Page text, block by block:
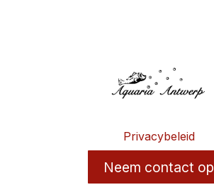
Privacybeleid
Neem contact op